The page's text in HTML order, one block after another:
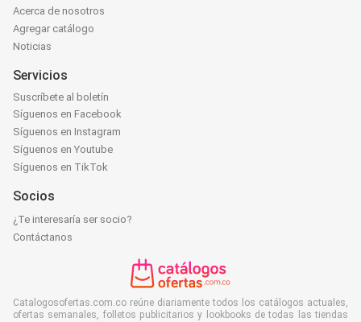
Acerca de nosotros
Agregar catálogo
Noticias
Servicios
Suscríbete al boletín
Síguenos en Facebook
Síguenos en Instagram
Síguenos en Youtube
Síguenos en TikTok
Socios
¿Te interesaría ser socio?
Contáctanos
Catalogosofertas.com.co reúne diariamente todos los catálogos actuales,
ofertas semanales, folletos publicitarios y lookbooks de todas las tiendas